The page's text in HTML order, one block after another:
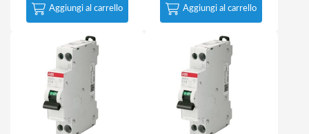
Aggiungi al carrello Aggiungi al carrello